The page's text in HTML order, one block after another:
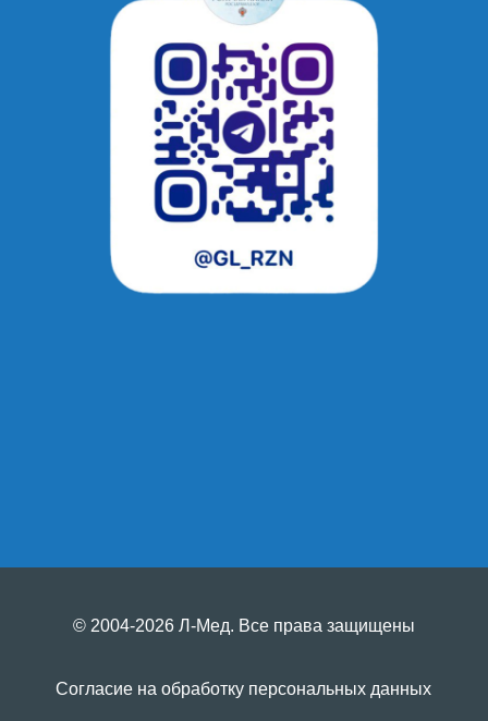
© 2004-2026 Л-Мед. Все права защищены
Согласие на обработку персональных данных